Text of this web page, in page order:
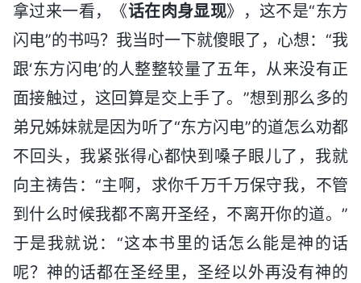
拿过来一看，《话在肉身显现》，这不是“东方
闪电”的书吗？我当时一下就傻眼了，心想：“我
跟‘东方闪电’的人整整较量了五年，从来没有正
面接触过，这回算是交上手了。”想到那么多的
弟兄姊妹就是因为听了“东方闪电”的道怎么劝都
不回头，我紧张得心都快到嗓子眼儿了，我就
向主祷告：“主啊，求你千万千万保守我，不管
到什么时候我都不离开圣经，不离开你的道。”
于是我就说：“这本书里的话怎么能是神的话
呢？神的话都在圣经里，圣经以外再没有神的